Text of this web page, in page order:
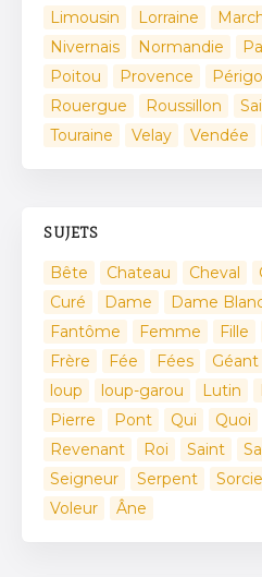
Limousin
Lorraine
Nivernais
Normandie
Poitou
Provence
Rouergue
Roussillon
Touraine
Velay Vendée
SUJETS
Bête Chateau Cheval
Curé
Dame Dame
Fantôme
Femme Fille
Frère
Fée Fées Géant
loup
loup-garou Lutin
Pierre
Pont Qui Quoi
Revenant
Roi Saint
Seigneur
Serpent
Voleur
Âne